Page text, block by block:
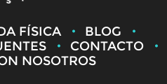
FÍSICA
BLOG
CONTACTO
NOSOTROS